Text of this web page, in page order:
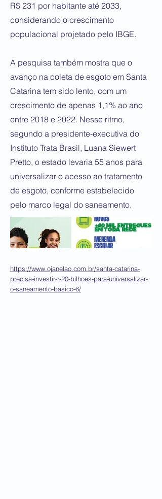
R$ 231 por habitante até 2033,
considerando o crescimento
populacional projetado pelo IBGE.
A pesquisa também mostra que o
avanço na coleta de esgoto em Santa
Catarina tem sido lento, com um
crescimento de apenas 1,1% ao ano
entre 2018 e 2022. Nesse ritmo,
segundo a presidente-executiva do
Instituto Trata Brasil, Luana Siewert
Pretto, o estado levaria 55 anos para
universalizar o acesso ao tratamento
de esgoto, conforme estabelecido
pelo marco legal do saneamento.
https://www.ojanelao.com.br/santa-catarina-
precisa-investir-r-20-bilhoes-para-universalizar-
o-saneamento-basico-6/